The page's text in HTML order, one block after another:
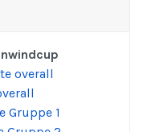
overall
Gruppe 1